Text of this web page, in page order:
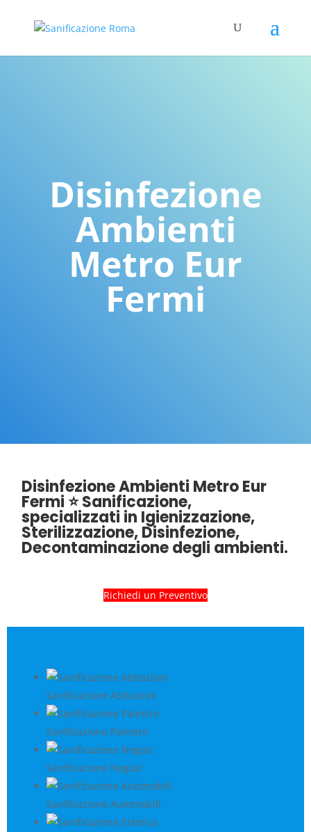
Disinfezione
Ambienti
Metro Eur
Fermi
Disinfezione Ambienti Metro Eur
Fermi ⭐ Sanificazione,
specializzati in Igienizzazione,
Sterilizzazione, Disinfezione,
Decontaminazione degli ambienti.
Richiedi un Preventivo
Sanificazione Abitazioni
Sanificazione Palestre
Sanificazione Negozi
Sanificazione Automobili